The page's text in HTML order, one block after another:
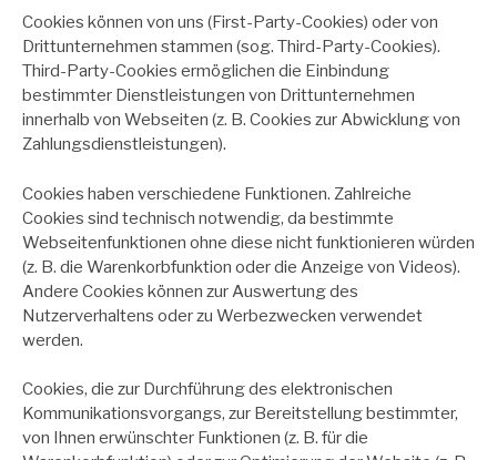
Cookies können von uns (First-Party-Cookies) oder von
Drittunternehmen stammen (sog. Third-Party-Cookies).
Third-Party-Cookies ermöglichen die Einbindung
bestimmter Dienstleistungen von Drittunternehmen
innerhalb von Webseiten (z. B. Cookies zur Abwicklung von
Zahlungsdienstleistungen).
Cookies haben verschiedene Funktionen. Zahlreiche
Cookies sind technisch notwendig, da bestimmte
Webseitenfunktionen ohne diese nicht funktionieren würden
(z. B. die Warenkorbfunktion oder die Anzeige von Videos).
Andere Cookies können zur Auswertung des
Nutzerverhaltens oder zu Werbezwecken verwendet
werden.
Cookies, die zur Durchführung des elektronischen
Kommunikationsvorgangs, zur Bereitstellung bestimmter,
von Ihnen erwünschter Funktionen (z. B. für die